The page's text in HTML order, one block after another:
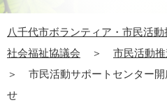
八千代市ボランティア・市民活
社会福祉協議会
＞
市民活動
＞
市民活動サポートセンター
せ